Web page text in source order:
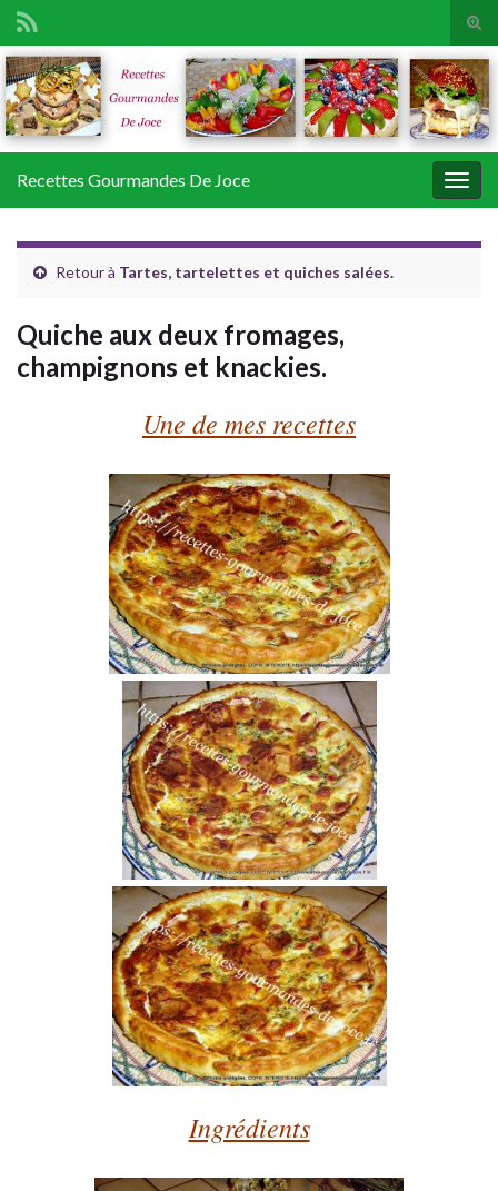
Search for:
Recettes Gourmandes De Joce
Retour à Tartes, tartelettes et quiches salées.
Quiche aux deux fromages,
champignons et knackies.
Une de mes recettes
Ingrédients